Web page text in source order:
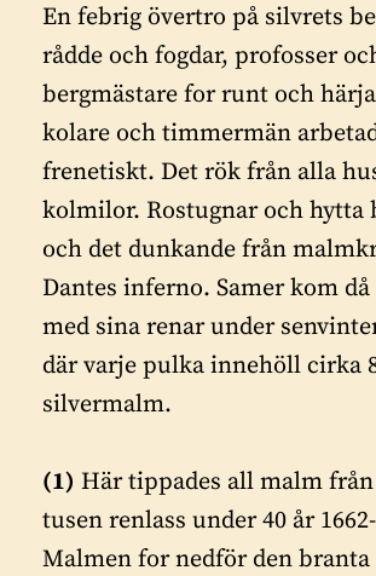
En febrig övertro på silvrets
rådde och fogdar, profosser
bergmästare for runt och
kolare och timmermän
frenetiskt. Det rök från alla
kolmilor. Rostugnar och hytta
och det dunkande från
Dantes inferno. Samer kom då
med sina renar under
där varje pulka innehöll cirka
silvermalm.
(1) Här tippades all malm
tusen renlass under 40 år
Malmen for nedför den branta